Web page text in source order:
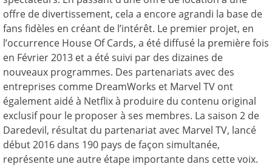
offre de divertissement, cela a encore agrandi la base de
fans fidèles en créant de l’intérêt. Le premier projet, en
l’occurrence House Of Cards, a été diffusé la première fois
en Février 2013 et a été suivi par des dizaines de
nouveaux programmes. Des partenariats avec des
entreprises comme DreamWorks et Marvel TV ont
également aidé à Netflix à produire du contenu original
exclusif pour le proposer à ses membres. La saison 2 de
Daredevil, résultat du partenariat avec Marvel TV, lancé
début 2016 dans 190 pays de façon simultanée,
représente une autre étape importante dans cette voix.